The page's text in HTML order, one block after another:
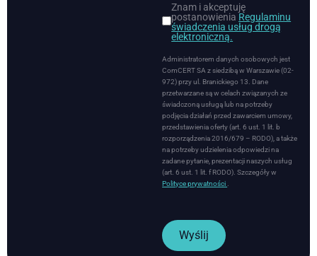
Znam i akceptuję
postanowienia Regulaminu
świadczenia usług drogą
elektroniczną.
Administratorem danych osobowych jest
ComCERT SA z siedzibą w Warszawie (02-
972) przy ul. Branickiego 13. Dane
przetwarzane są w celach związanych ze
świadczoną usługą lub na potrzeby
podjęcia działań przed zawarciem umowy,
przedstawienia oferty (art. 6 ust. 1 lit. b
rozporządzenia 2016/679 – RODO), a także
na potrzeby udzielenia odpowiedzi na
zadane pytanie, prezentacji naszych usług
(art. 6 ust. 1 lit. f RODO). Szczegóły w
Polityce prywatności .
Wyślij